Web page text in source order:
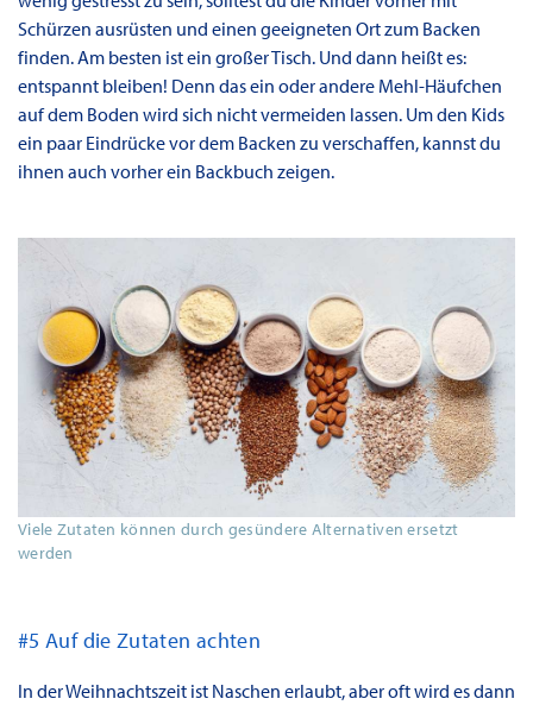
Schürzen ausrüsten und einen geeigneten Ort zum Backen
finden. Am besten ist ein großer Tisch. Und dann heißt es:
entspannt bleiben! Denn das ein oder andere Mehl-Häufchen
auf dem Boden wird sich nicht vermeiden lassen. Um den Kids
ein paar Eindrücke vor dem Backen zu verschaffen, kannst du
ihnen auch vorher ein Backbuch zeigen.
Viele Zutaten können durch gesündere Alternativen ersetzt
werden
#5 Auf die Zutaten achten
In der Weihnachtszeit ist Naschen erlaubt, aber oft wird es dann